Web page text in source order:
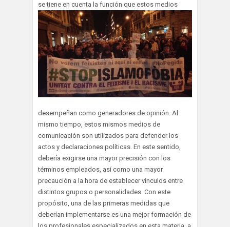
se tiene en cuenta la función que estos medios
desempeñan como generadores de opinión. Al
mismo tiempo, estos mismos medios de
comunicación son utilizados para defender los
actos y declaraciones políticas. En este sentido,
debería exigirse una mayor precisión con los
términos empleados, así como una mayor
precaución a la hora de establecer vínculos entre
distintos grupos o personalidades. Con este
propósito, una de las primeras medidas que
deberían implementarse es una mejor formación de